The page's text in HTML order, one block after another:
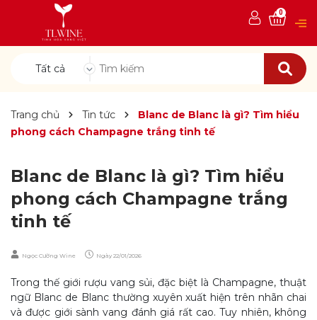
Tất cả
0
Trang chủ Tin tức
Blanc de Blanc là gì? Tìm hiểu
phong cách Champagne trắng tinh tế
Blanc de Blanc là gì? Tìm hiểu
phong cách Champagne trắng
tinh tế
Ngọc Cường Wine Ngày 22/01/2026
Trong thế giới rượu vang sủi, đặc biệt là Champagne, thuật
ngữ Blanc de Blanc thường xuyên xuất hiện trên nhãn chai
và được giới sành vang đánh giá rất cao. Tuy nhiên, không